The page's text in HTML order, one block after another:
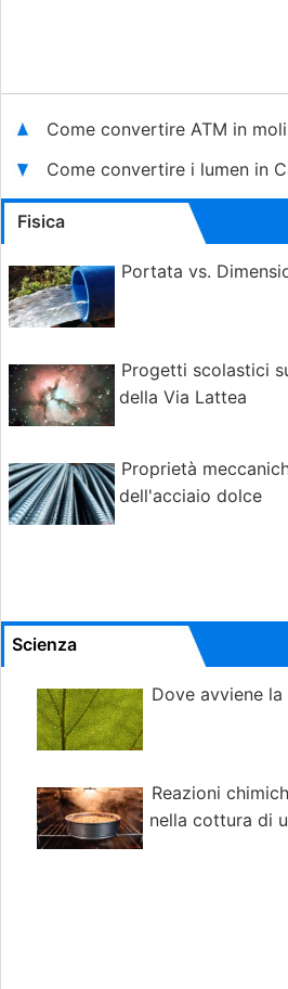
Come convertire ATM in
Come convertire i lumen in
Fisica
Portata vs.
Progetti scolastici
della Via Lattea
Proprietà
dell'acciaio dolce
Scienza
Dove avviene
Reazioni
nella cottura di